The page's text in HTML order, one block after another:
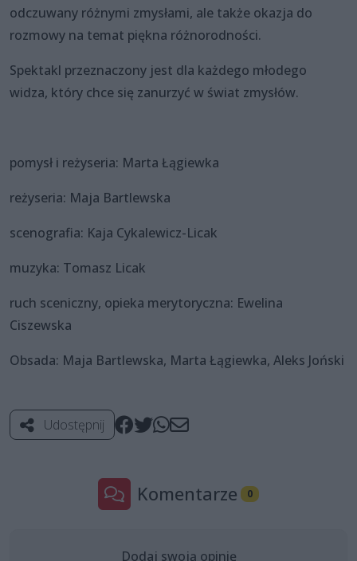
odczuwany różnymi zmysłami, ale także okazja do
rozmowy na temat piękna różnorodności.
Spektakl przeznaczony jest dla każdego młodego
widza, który chce się zanurzyć w świat zmysłów.
pomysł i reżyseria: Marta Łągiewka
reżyseria: Maja Bartlewska
scenografia: Kaja Cykalewicz-Licak
muzyka: Tomasz Licak
ruch sceniczny, opieka merytoryczna: Ewelina
Ciszewska
Obsada: Maja Bartlewska, Marta Łągiewka, Aleks Joński
Udostępnij
Komentarze 0
Dodaj swoją opinię